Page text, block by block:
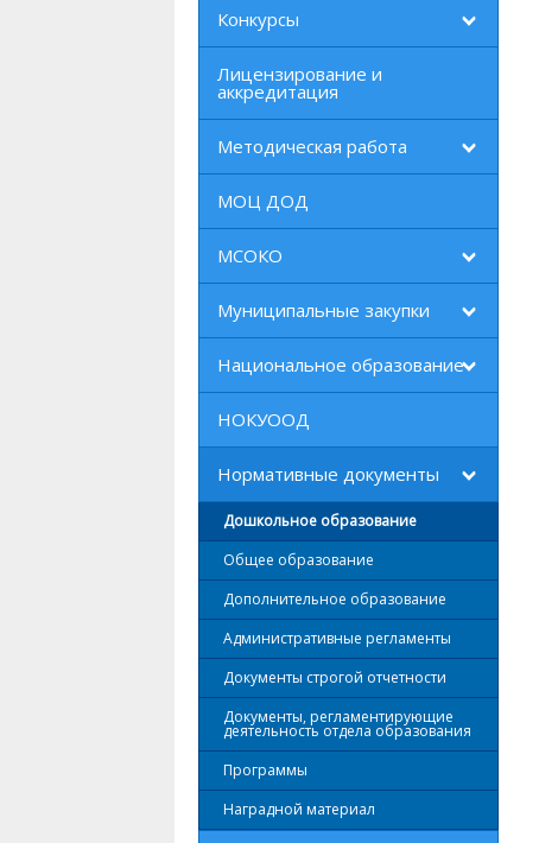
Конкурсы
Лицензирование и
аккредитация
Методическая работа
МОЦ ДОД
МСОКО
Муниципальные закупки
Национальное образование
НОКУООД
Нормативные документы
Дошкольное образование
Общее образование
Дополнительное образование
Административные регламенты
Документы строгой отчетности
Документы, регламентирующие
деятельность отдела образования
Программы
Наградной материал